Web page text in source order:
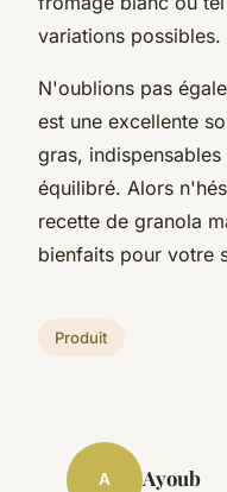
variations possibles.
N'oublions pas
est une excellente
gras,
équilibré. Alors
recette de granola
bienfaits pour votre
Produit
A Ayoub